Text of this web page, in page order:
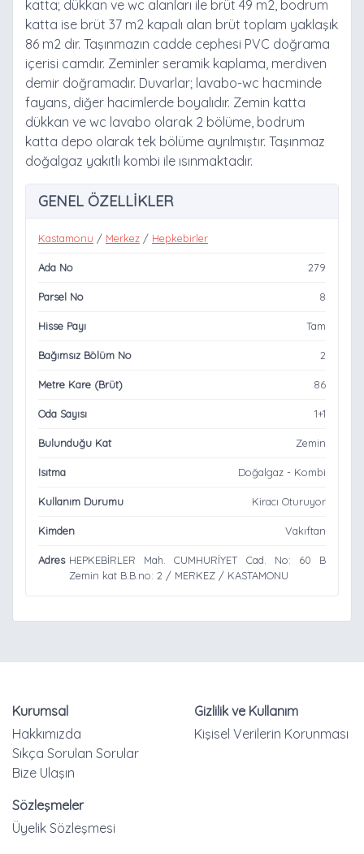
katta; dükkan ve wc alanları ile brüt 49 m2, bodrum
katta ise brüt 37 m2 kapalı alan brüt toplam yaklaşık
86 m2 dir. Taşınmazın cadde cephesi PVC doğrama
içerisi camdır. Zeminler seramik kaplama, merdiven
demir doğramadır. Duvarlar; lavabo-wc hacminde
fayans, diğer hacimlerde boyalıdır. Zemin katta
dükkan ve wc lavabo olarak 2 bölüme, bodrum
katta depo olarak tek bölüme ayrılmıştır. Taşınmaz
doğalgaz yakıtlı kombi ile ısınmaktadır.
GENEL ÖZELLİKLER
Kastamonu / Merkez / Hepkebirler
Ada No 279
Parsel No 8
Hisse Payı Tam
Bağımsız Bölüm No 2
Metre Kare (Brüt) 86
Oda Sayısı 1+1
Bulunduğu Kat Zemin
Isıtma Doğalgaz - Kombi
Kullanım Durumu Kiracı Oturuyor
Kimden Vakıftan
Adres HEPKEBİRLER Mah. CUMHURİYET Cad. No: 60 B
Zemin kat B.B.no: 2 / MERKEZ / KASTAMONU
Kurumsal
Hakkımızda
Sıkça Sorulan Sorular
Bize Ulaşın
Gizlilik ve Kullanım
Kişisel Verilerin Korunması
Sözleşmeler
Üyelik Sözleşmesi